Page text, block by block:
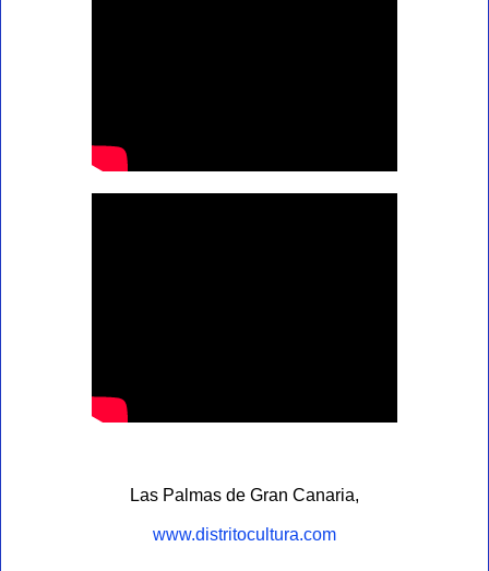
Las Palmas de Gran Canaria,
www.distritocultura.com